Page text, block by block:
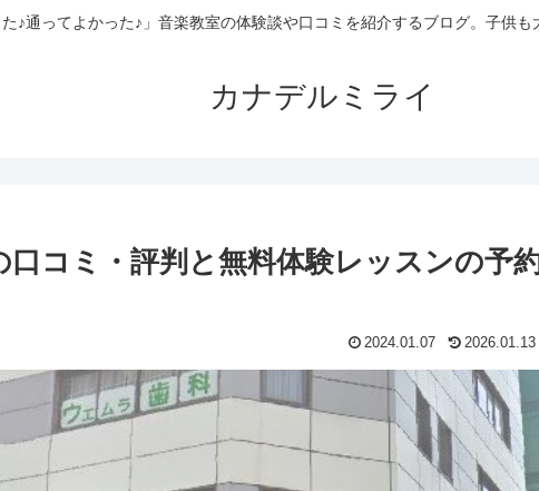
た♪通ってよかった♪」音楽教室の体験談や口コミを紹介するブログ。子供も
カナデルミライ
コミ・評判と無料体験レッスンの予
2024.01.07 2026.01.13